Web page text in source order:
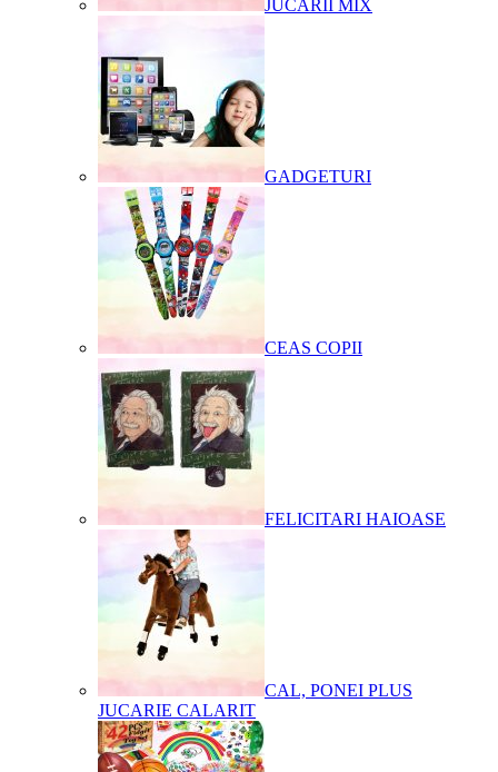
JUCARII MIX
GADGETURI
CEAS COPII
FELICITARI HAIOASE
CAL, PONEI PLUS
JUCARIE CALARIT